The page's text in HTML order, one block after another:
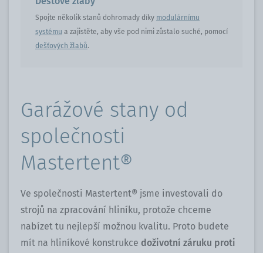
Spojte několik stanů dohromady díky modulárnímu
systému a zajistěte, aby vše pod nimi zůstalo suché, pomocí
dešťových žlabů.
Garážové stany od
společnosti
Mastertent®
Ve společnosti Mastertent® jsme investovali do
strojů na zpracování hliníku, protože chceme
nabízet tu nejlepší možnou kvalitu. Proto budete
mít na hliníkové konstrukce doživotní záruku proti